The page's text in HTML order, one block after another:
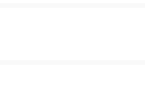
がある場合は、以下から